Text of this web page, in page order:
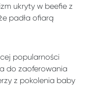
ukryty w beefie z
padła ofiarą
popularności
do zaoferowania
z pokolenia baby